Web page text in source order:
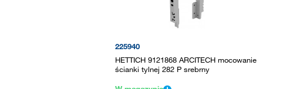
225940
HETTICH 9121868 ARCITECH mocowanie
ścianki tylnej 282 P srebrny